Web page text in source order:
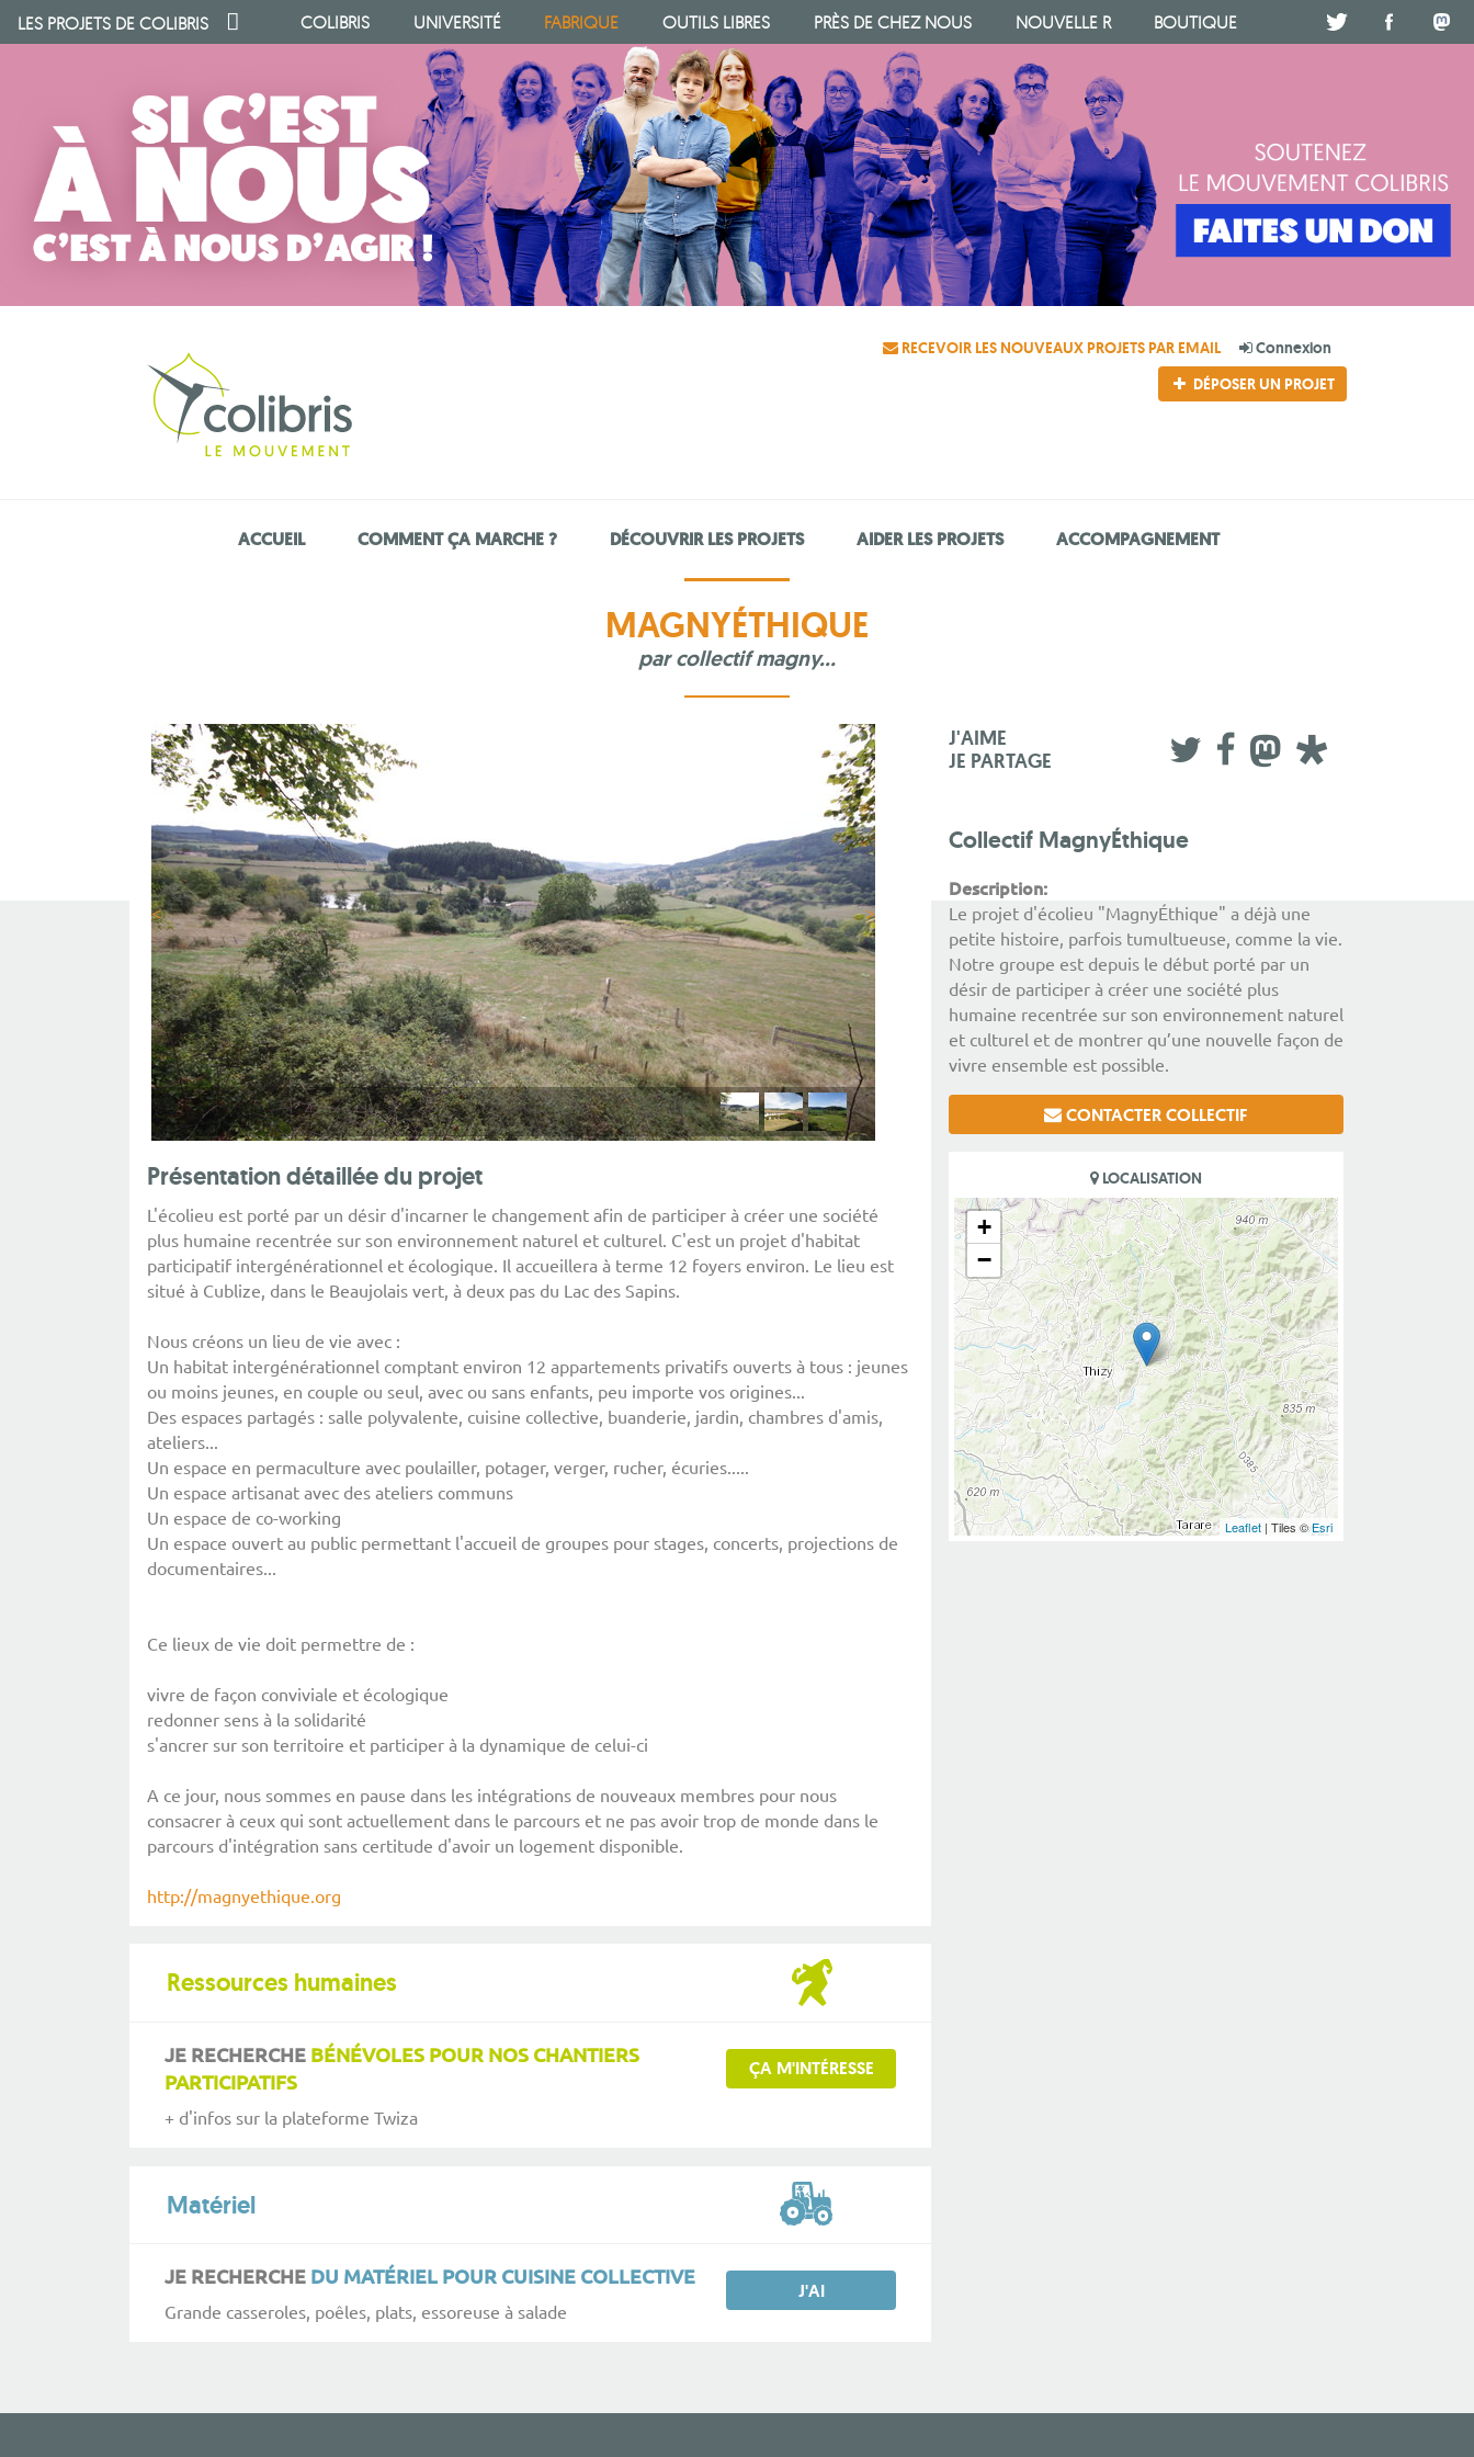
LES PROJETS DE COLIBRIS COLIBRIS UNIVERSITÉ FABRIQUE OUTILS LIBRES PRÈS DE CHEZ NOUS NOUVELLE R BOUTIQUE
RECEVOIR LES NOUVEAUX PROJETS PAR EMAIL
Connexion
DÉPOSER UN PROJET
ACCUEIL COMMENT ÇA MARCHE ? DÉCOUVRIR LES PROJETS AIDER LES PROJETS ACCOMPAGNEMENT
MAGNYÉTHIQUE
parcollectif magny...
< >
Présentation détaillée du projet
L'écolieu est porté par un désir d'incarner le changement afin de participer à créer une société
plus humaine recentrée sur son environnement naturel et culturel. C'est un projet d'habitat
participatif intergénérationnel et écologique. Il accueillera à terme 12 foyers environ. Le lieu est
situé à Cublize, dans le Beaujolais vert, à deux pas du Lac des Sapins.
Nous créons un lieu de vie avec :
Un habitat intergénérationnel comptant environ 12 appartements privatifs ouverts à tous : jeunes
ou moins jeunes, en couple ou seul, avec ou sans enfants, peu importe vos origines...
Des espaces partagés : salle polyvalente, cuisine collective, buanderie, jardin, chambres d'amis,
ateliers...
Un espace en permaculture avec poulailler, potager, verger, rucher, écuries.....
Un espace artisanat avec des ateliers communs
Un espace de co-working
Un espace ouvert au public permettant l'accueil de groupes pour stages, concerts, projections de
documentaires...
Ce lieux de vie doit permettre de :
vivre de façon conviviale et écologique
redonner sens à la solidarité
s'ancrer sur son territoire et participer à la dynamique de celui-ci
A ce jour, nous sommes en pause dans les intégrations de nouveaux membres pour nous
consacrer à ceux qui sont actuellement dans le parcours et ne pas avoir trop de monde dans le
parcours d'intégration sans certitude d'avoir un logement disponible.
http://magnyethique.org
Ressources humaines
JE RECHERCHE BÉNÉVOLES POUR NOS CHANTIERS
PARTICIPATIFS
+ d'infos sur la plateforme Twiza
ÇA M'INTÉRESSE
Matériel
JE RECHERCHE DU MATÉRIEL POUR CUISINE COLLECTIVE
Grande casseroles, poêles, plats, essoreuse à salade
J'AI
J'AIME
JE PARTAGE
Collectif MagnyÉthique
Description:
Le projet d'écolieu "MagnyÉthique" a déjà une
petite histoire, parfois tumultueuse, comme la vie.
Notre groupe est depuis le début porté par un
désir de participer à créer une société plus
humaine recentrée sur son environnement naturel
et culturel et de montrer qu’une nouvelle façon de
vivre ensemble est possible.
CONTACTER COLLECTIF
LOCALISATION
+
−
Leaflet | Tiles ©Esri